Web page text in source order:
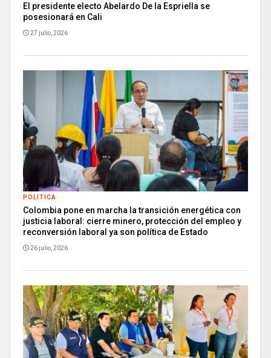
El presidente electo Abelardo De la Espriella se
posesionará en Cali
27 julio, 2026
POLITICA
Colombia pone en marcha la transición energética con
justicia laboral: cierre minero, protección del empleo y
reconversión laboral ya son política de Estado
26 julio, 2026